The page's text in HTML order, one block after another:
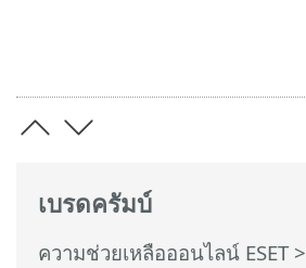
เบรดครัมบ์
ความช่วยเหลือออนไลน์ ESET>